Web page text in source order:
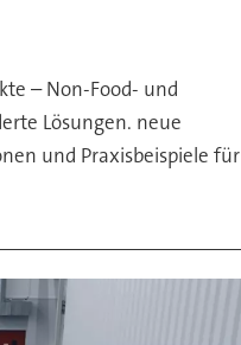
– Non-Food- und
Lösungen. neue
und Praxisbeispiele für